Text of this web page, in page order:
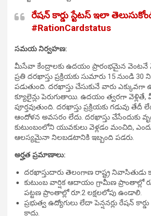
రేషన్ కార్డు స్టేటస్ ఇలా
#RationCardstatus
సమయ నిర్వహణ:
మీసేవా కేంద్రాలకు ఉదయం ప్రారంభమైన వెంటనే
ప్రతి దరఖాస్తు ప్రక్రియకు సుమారు 15 నుండి
పడుతుంది. దరఖాస్తు చేసుకునే వారు ఎక్కువగా
క్యూలైన్లు పెరుగుతాయి. ఉదయం త్వరగా
పూర్తవుతుంది. దరఖాస్తు ప్రక్రియకు గడువు తేదీ
ఆందోళన అవసరం లేదు. దరఖాస్తు చేసేందుకు
కుటుంబంలోని యువకులు వెళ్లడం మంచిది,
ఆలస్యమైనా నిలబడటానికి ఇబ్బంది పడరు.
అర్హత ప్రమాణాలు:
దరఖాస్తుదారు తెలంగాణ రాష్ట్ర
కుటుంబ వార్షిక ఆదాయం గ్రామీణ ప్రాంతాల్లో
పట్టణ ప్రాంతాల్లో రూ.2 లక్షలలోపు ఉండాలి.
ప్రభుత్వ ఉద్యోగులు లేదా పెన్షనర్లు రేషన్ కార్డు
కాదు.